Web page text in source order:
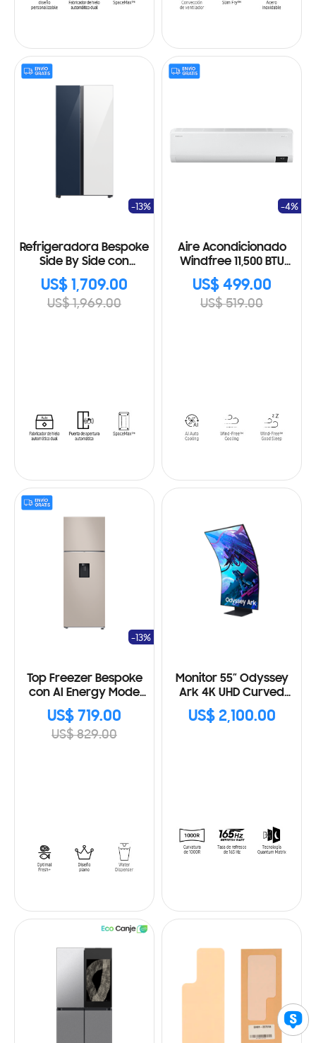
Refrigeradora Bespoke
Side By Side con
Beverage Center 28
Cu.fc., 793L
RS28CB760A7NAP
US$ 1,709.00
US$ 1,969.00
-13%
Aire Acondicionado
Windfree 11,500 BTU
AR12CVHCAWKNAP
US$ 499.00
US$ 519.00
-4%
Top Freezer Bespoke
con AI Energy Mode
RT53DB6754ETAP
US$ 719.00
US$ 829.00
-13%
Monitor 55” Odyssey
Ark 4K UHD Curved
Gaming
US$ 2,100.00